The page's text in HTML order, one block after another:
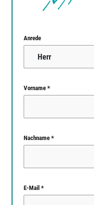
Anrede
Vorname *
Nachname *
E-Mail *